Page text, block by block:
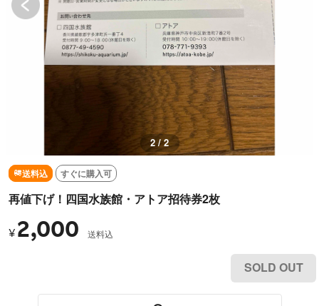
2 / 2
送料込 すぐに購入可
再値下げ！四国水族館・アトア招待券2枚
¥ 2,000 送料込
SOLD OUT